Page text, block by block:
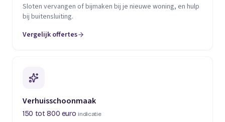
Sloten vervangen of bijmaken bij je nieuwe woning, en hulp
bij buitensluiting.
Vergelijk offertes
(opent in een nieuw tabblad)
Verhuisschoonmaak
150 tot 800 euro indicatie